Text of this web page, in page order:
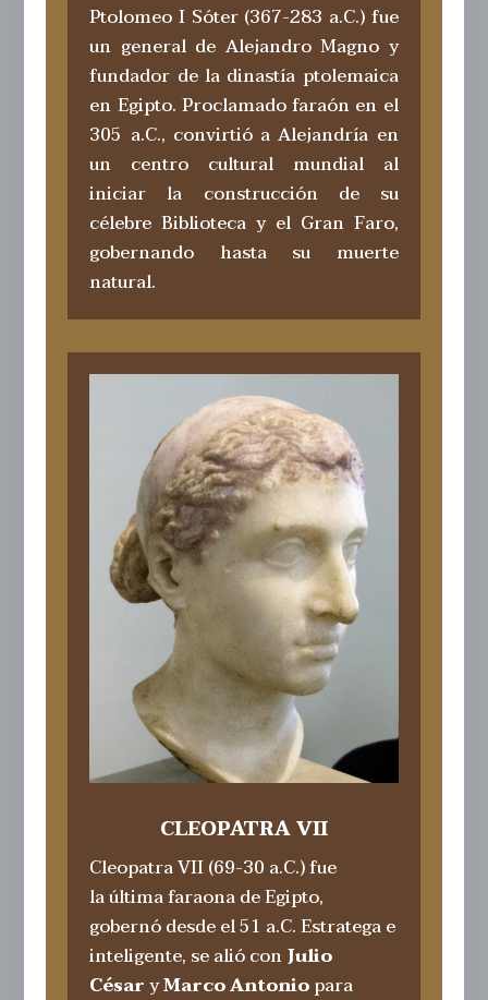
Ptolomeo I Sóter (367-283 a.C.) fue
un general de Alejandro Magno y
fundador de la dinastía ptolemaica
en Egipto. Proclamado faraón en el
305 a.C., convirtió a Alejandría en
un centro cultural mundial al
iniciar la construcción de su
célebre Biblioteca y el Gran Faro,
gobernando hasta su muerte
natural.
CLEOPATRA VII
Cleopatra VII (69-30 a.C.) fue
la última faraona de Egipto,
gobernó desde el 51 a.C. Estratega e
inteligente, se alió conJulio
CésaryMarco Antoniopara